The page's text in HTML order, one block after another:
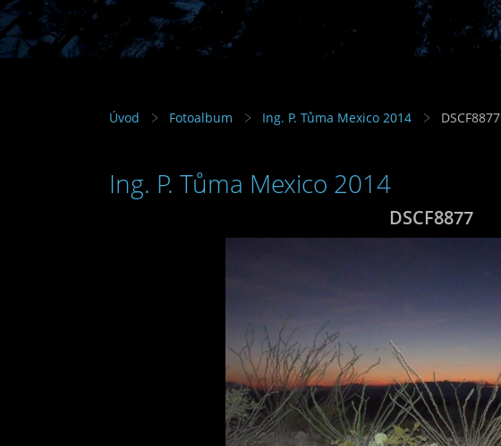
Úvod Fotoalbum Ing. P. Tůma Mexico 2014 DSCF8877
Ing. P. Tůma Mexico 2014
DSCF8877